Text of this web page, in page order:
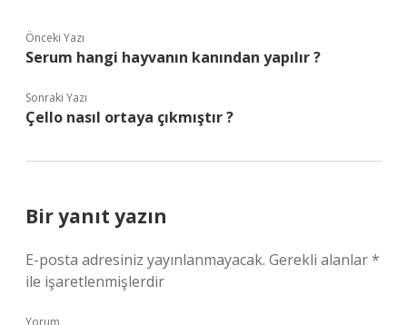
Önceki Yazı
Serum hangi hayvanın kanından yapılır ?
Sonraki Yazı
Çello nasıl ortaya çıkmıştır ?
Bir yanıt yazın
E-posta adresiniz yayınlanmayacak. Gerekli alanlar*
ile işaretlenmişlerdir
Yorum